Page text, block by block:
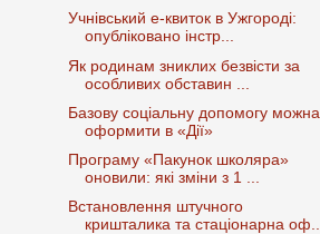
Учнівський е-квиток в Ужгороді:
опубліковано інстр...
Як родинам зниклих безвісти за
особливих обставин ...
Базову соціальну допомогу можна
оформити в «Дії»
Програму «Пакунок школяра»
оновили: які зміни з 1 ...
Встановлення штучного
кришталика та стаціонарна оф...